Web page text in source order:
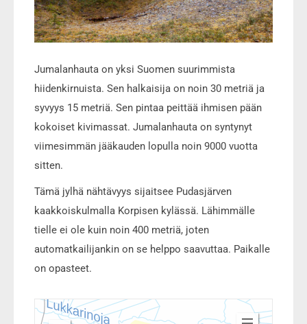
Jumalanhauta on yksi Suomen suurimmista
hiidenkirnuista. Sen halkaisija on noin 30 metriä ja
syvyys 15 metriä. Sen pintaa peittää ihmisen pään
kokoiset kivimassat. Jumalanhauta on syntynyt
viimesimmän jääkauden lopulla noin 9000 vuotta
sitten.
Tämä jylhä nähtävyys sijaitsee Pudasjärven
kaakkoiskulmalla Korpisen kylässä. Lähimmälle
tielle ei ole kuin noin 400 metriä, joten
automatkailijankin on se helppo saavuttaa. Paikalle
on opasteet.